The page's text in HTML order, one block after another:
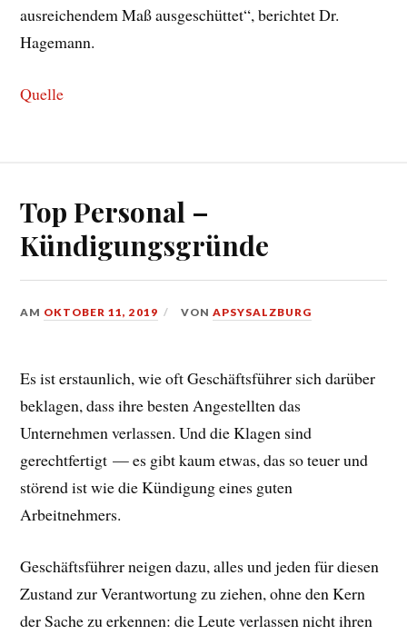
ausreichendem Maß ausgeschüttet“, berichtet Dr.
Hagemann.
Quelle
Top Personal –
Kündigungsgründe
AM OKTOBER 11, 2019 VONAPSYSALZBURG
Es ist erstaunlich, wie oft Geschäftsführer sich darüber
beklagen, dass ihre besten Angestellten das
Unternehmen verlassen. Und die Klagen sind
gerechtfertigt — es gibt kaum etwas, das so teuer und
störend ist wie die Kündigung eines guten
Arbeitnehmers.
Geschäftsführer neigen dazu, alles und jeden für diesen
Zustand zur Verantwortung zu ziehen, ohne den Kern
der Sache zu erkennen: die Leute verlassen nicht ihren